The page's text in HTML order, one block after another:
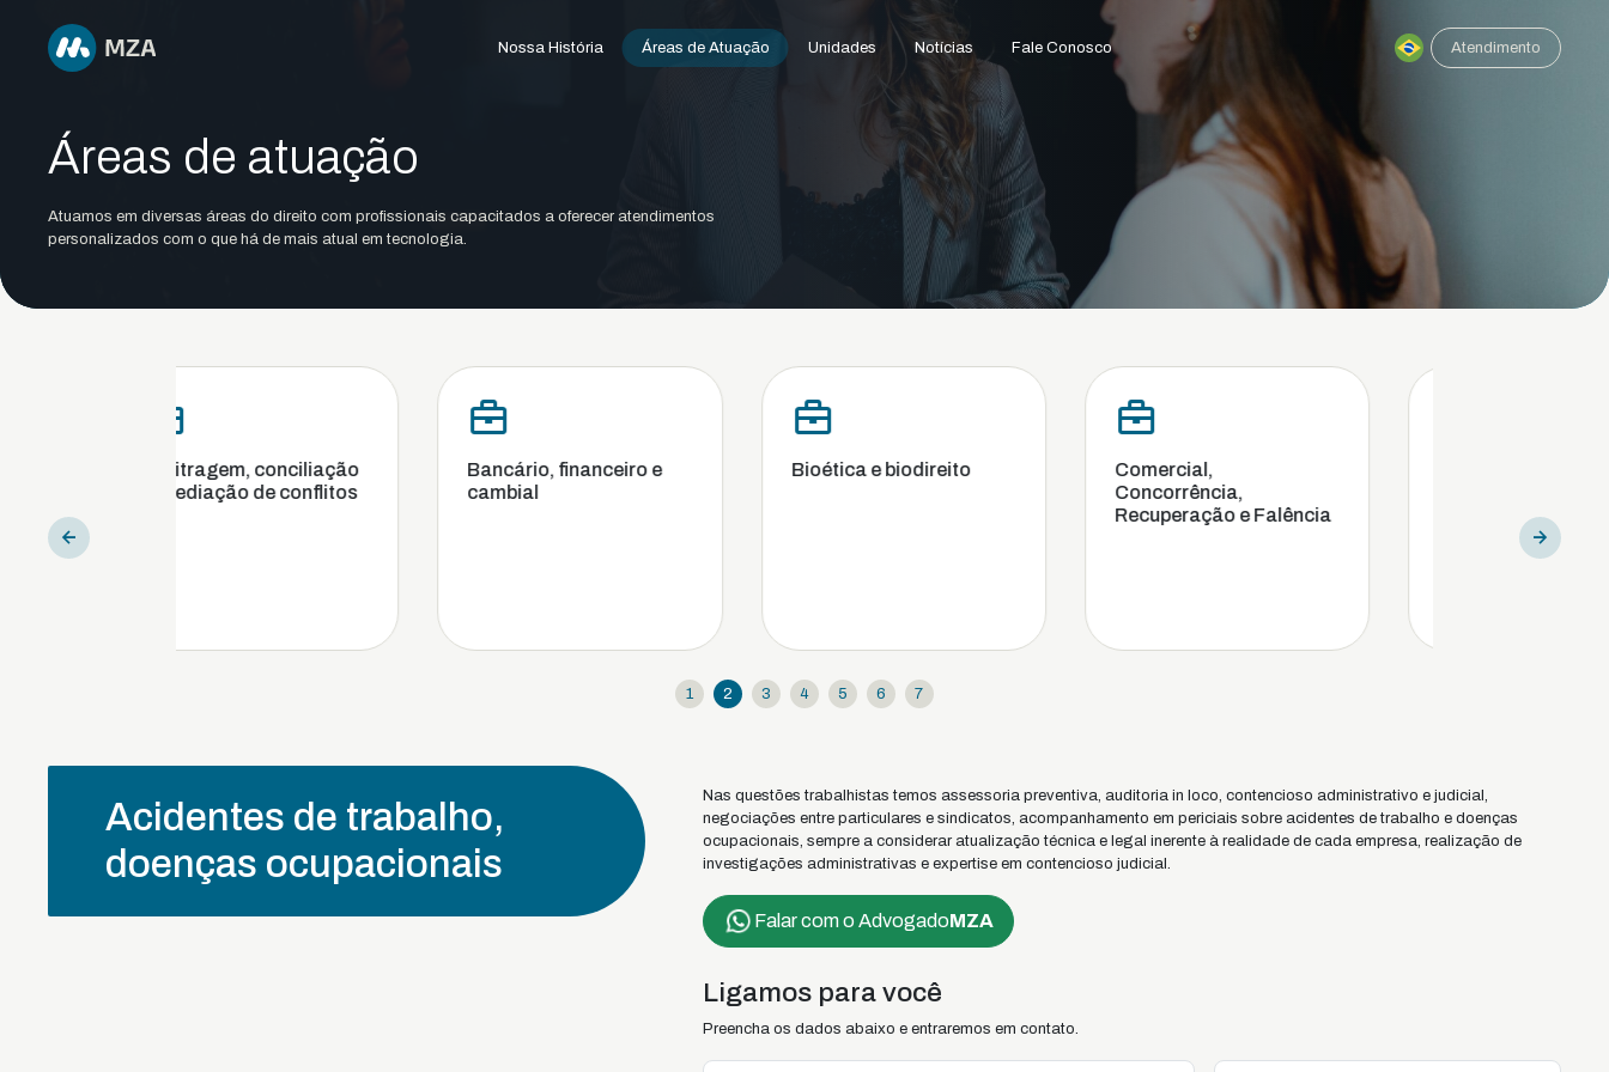
Nossa História Áreas de Atuação Unidades Notícias Fale Conosco Atendimento
Áreas de atuação
Atuamos em diversas áreas do direito com profissionais capacitados a oferecer atendimentos
personalizados com o que há de mais atual em tecnologia.
Arbitragem, conciliação
e mediação de conflitos
Bancário, financeiro e
cambial
Bioética e biodireito
Recuperação e Falência
1 2 3 4 5 6 7
Acidentes de trabalho,
doenças ocupacionais
Nas questões trabalhistas temos assessoria preventiva, auditoria in loco, contencioso administrativo e judicial,
negociações entre particulares e sindicatos, acompanhamento em periciais sobre acidentes de trabalho e doenças
ocupacionais, sempre a considerar atualização técnica e legal inerente à realidade de cada empresa, realização de
investigações administrativas e expertise em contencioso judicial.
Falar com o AdvogadoMZA
Ligamos para você
Preencha os dados abaixo e entraremos em contato.